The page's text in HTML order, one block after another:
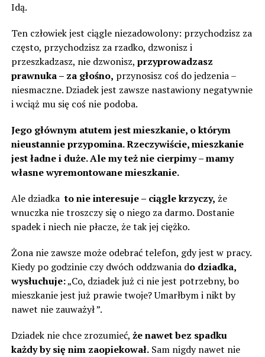
Idą.
Ten człowiek jest ciągle niezadowolony: przychodzisz za
często, przychodzisz za rzadko, dzwonisz i
przeszkadzasz, nie dzwonisz, przyprowadzasz
prawnuka – za głośno, przynosisz coś do jedzenia –
niesmaczne. Dziadek jest zawsze nastawiony negatywnie
i wciąż mu się coś nie podoba.
Jego głównym atutem jest mieszkanie, o którym
nieustannie przypomina. Rzeczywiście, mieszkanie
jest ładne i duże. Ale my też nie cierpimy – mamy
własne wyremontowane mieszkanie.
Ale dziadkato nie interesuje – ciągle krzyczy, że
wnuczka nie troszczy się o niego za darmo. Dostanie
spadek i niech nie płacze, że tak jej ciężko.
Żona nie zawsze może odebrać telefon, gdy jest w pracy.
Kiedy po godzinie czy dwóch oddzwania do dziadka,
wysłuchuje:„Co, dziadek już ci nie jest potrzebny, bo
mieszkanie jest już prawie twoje? Umarłbym i nikt by
nawet nie zauważył ”.
Dziadek nie chce zrozumieć, że nawet bez spadku
każdy by się nim zaopiekował.Sam nigdy nawet nie